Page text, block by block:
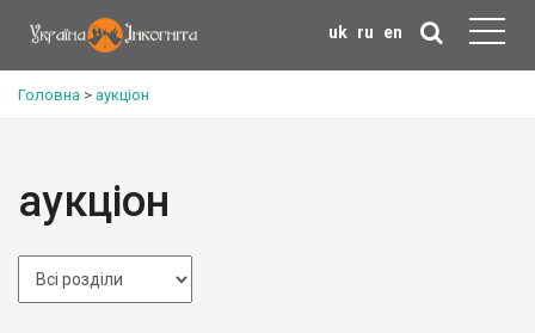
uk ru en
Головна > аукціон
аукціон